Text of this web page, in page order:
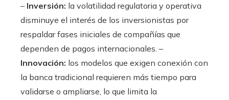
– Inversión: la volatilidad regulatoria y operativa
disminuye el interés de los inversionistas por
respaldar fases iniciales de compañías que
dependen de pagos internacionales. –
Innovación: los modelos que exigen conexión con
la banca tradicional requieren más tiempo para
validarse o ampliarse, lo que limita la